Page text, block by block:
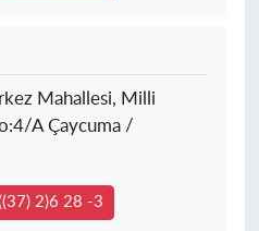
Mahallesi, Milli
A Çaycuma /
2)6 28 -3